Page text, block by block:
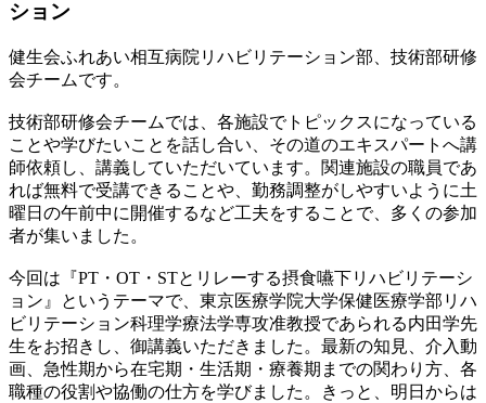
ション
健生会ふれあい相互病院リハビリテーション部、技術部研修
会チームです。
技術部研修会チームでは、各施設でトピックスになっている
ことや学びたいことを話し合い、その道のエキスパートへ講
師依頼し、講義していただいています。関連施設の職員であ
れば無料で受講できることや、勤務調整がしやすいように土
曜日の午前中に開催するなど工夫をすることで、多くの参加
者が集いました。
今回は『PT・OT・STとリレーする摂食嚥下リハビリテーシ
ョン』というテーマで、東京医療学院大学保健医療学部リハ
ビリテーション科理学療法学専攻准教授であられる内田学先
生をお招きし、御講義いただきました。最新の知見、介入動
画、急性期から在宅期・生活期・療養期までの関わり方、各
職種の役割や協働の仕方を学びました。きっと、明日からは